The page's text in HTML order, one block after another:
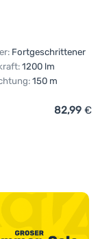
Sprinter 500'
Fortgeschrittener
1200 lm
150 m
Vergleich
82,99 €